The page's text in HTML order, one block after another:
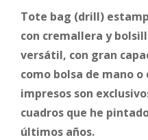
Tote bag (drill)
con cremallera y
versátil, con gran
como bolsa de mano
impresos son
cuadros que he
últimos años.